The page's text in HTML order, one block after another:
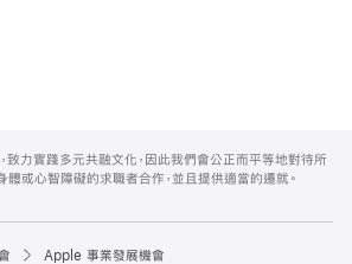
力實踐多元共融文化，因此我們會公正而平等地對待所
或心智障礙的求職者合作，並且提供適當的遷就。
Apple 事業發展機會